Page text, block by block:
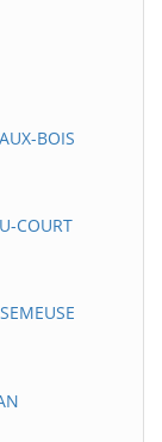
BOIS
COURT